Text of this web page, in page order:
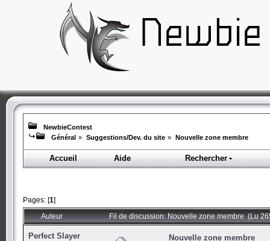
NewbieContest
Général » Suggestions/Dev. du site » Nouvelle zone membre
Accueil Aide Rechercher
Pages: [1]
Auteur Fil de discussion: Nouvelle zone membre (Lu
Perfect Slayer Nouvelle zone membre